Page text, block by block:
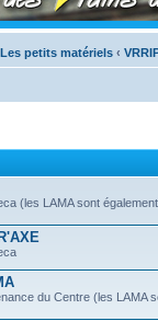
petits matériels ‹
(les LAMA sont
du Centre (les LAMA